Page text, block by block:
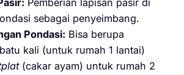
Pemberian lapisan pasir di
sebagai penyeimbang.
Pondasi: Bisa berupa
kali (untuk rumah 1 lantai)
(cakar ayam) untuk rumah 2